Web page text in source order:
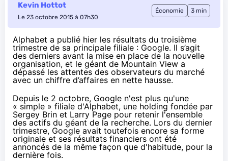
Kevin Hottot
Le 23 octobre 2015 à 07h30
Économie 3 min
Alphabet a publié hier les résultats du troisième
trimestre de sa principale filiale : Google. Il s’agit
des derniers avant la mise en place de la nouvelle
organisation, et le géant de Mountain View a
dépassé les attentes des observateurs du marché
avec un chiffre d’affaires en nette hausse.
Depuis le 2 octobre, Google n'est plus qu'une
« simple » filiale d'Alphabet, une holding fondée par
Sergey Brin et Larry Page pour retenir l'ensemble
des actifs du géant de la recherche. Lors du dernier
trimestre, Google avait toutefois encore sa forme
originale et ses résultats financiers ont été
annoncés de la même façon que d'habitude, pour la
dernière fois.